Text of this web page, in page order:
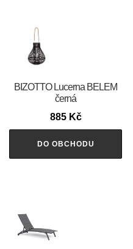
BIZOTTO Lucerna BELEM
černá
885 Kč
DO OBCHODU